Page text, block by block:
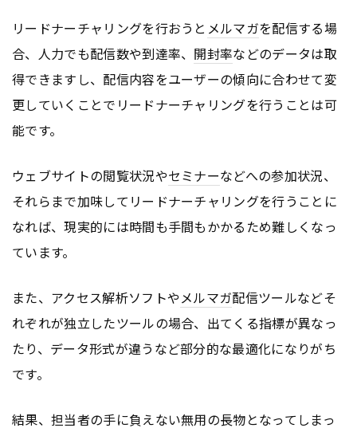
リードナーチャリングを行おうと メルマガを配信する場
合、人力でも配信数や到達率、 開封率などのデータは取
得できますし、配信内容をユーザーの傾向に合わせて変
更していくことでリードナーチャリングを行うことは可
能です。
ウェブサイトの閲覧状況やセミナーなどへの参加状況、
それらまで加味してリードナーチャリングを行うことに
なれば、現実的には時間も手間もかかるため難しくなっ
ています。
また、アクセス解析ソフトやメルマガ配信ツールなどそ
れぞれが独立したツールの場合、出てくる指標が異なっ
たり、データ形式が違うなど部分的な最適化になりがち
です。
結果、担当者の手に負えない無用の長物となってしまっ